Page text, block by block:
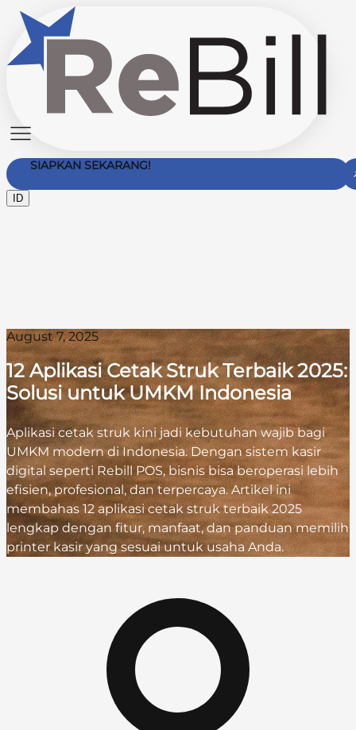
SIAPKAN SEKARANG!
ID
August 7, 2025
12 Aplikasi Cetak Struk Terbaik 2025:
Solusi untuk UMKM Indonesia
Aplikasi cetak struk kini jadi kebutuhan wajib bagi
UMKM modern di Indonesia. Dengan sistem kasir
digital seperti Rebill POS, bisnis bisa beroperasi lebih
efisien, profesional, dan terpercaya. Artikel ini
membahas 12 aplikasi cetak struk terbaik 2025
lengkap dengan fitur, manfaat, dan panduan memilih
printer kasir yang sesuai untuk usaha Anda.